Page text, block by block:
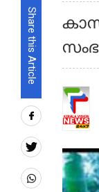
Share this Article